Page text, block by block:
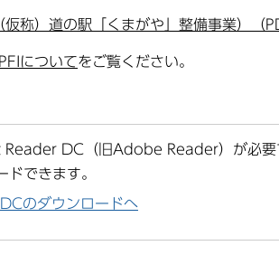
称）道の駅「くまがや」整備事業）（
についてをご覧ください。
DC（旧Adobe Reader）が必要
できます。
のダウンロードへ